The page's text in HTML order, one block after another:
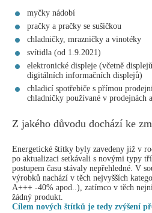
myčky nádobí
pračky a pračky se sušičkou
chladničky, mrazničky a vinotéky
svítidla (od 1.9.2021)
elektronické displeje (včetně
digitálních informačních displejů)
chladicí spotřebiče s přímou
chladničky používané v prodejnách
Z jakého důvodu dochází ke
Energetické štítky byly zavedeny již v
po aktualizaci setkávali s novými typy
postupem času stávaly nepřehledné. V
výrobků nachází v těch nejvyšších
A+++ -40% apod..), zatímco v těch
žádný produkt.
Cílem nových štítků je tedy zvýšení